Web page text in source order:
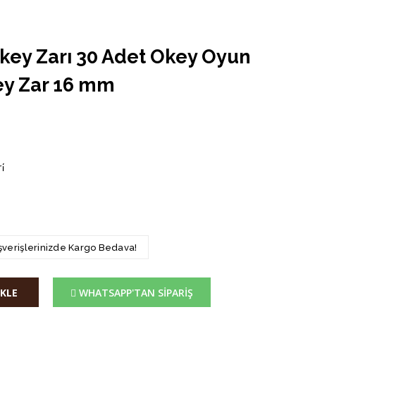
Zarı 30 Adet Okey Oyun
Zar 16 mm
Kargo Bedava!
WHATSAPP'TAN SİPARİŞ